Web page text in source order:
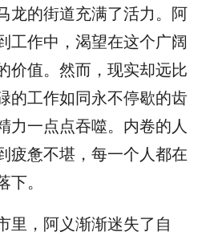
龙的街道充满了活力。阿
工作中，渴望在这个广阔
价值。然而，现实却远比
的工作如同永不停歇的齿
力一点点吞噬。内卷的人
疲惫不堪，每一个人都在
下。
里，阿义渐渐迷失了自